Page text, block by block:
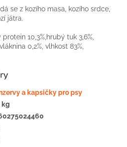
se z kozího masa, kozího srdce,
játra.
protein 10,3%,hrubý tuk 3,6%,
0,2%, vlhkost 83%,
a kapsičky pro psy
kg